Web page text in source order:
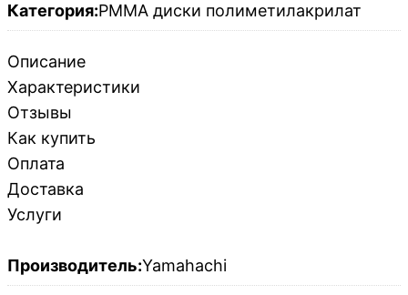
Категория:PMMA диски полиметилакрилат
Описание
Характеристики
Отзывы
Как купить
Оплата
Доставка
Услуги
Производитель:Yamahachi